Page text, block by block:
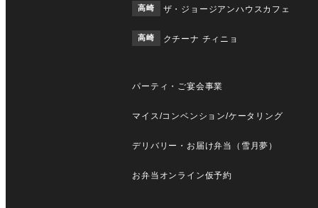
高崎 ザ・ジョージアンハウスカフェ
高崎 クチーナ チィニョ
パーティ・ご宴会事業
マイス/コンベンション/ケータリング
デリバリー・お届け弁当（雪月夢）
お弁当オンライン仮予約